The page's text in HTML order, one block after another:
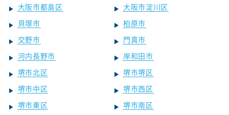
大阪市都島区
大阪市淀川区
貝塚市
柏原市
交野市
門真市
河内長野市
岸和田市
堺市北区
堺市堺区
堺市中区
堺市西区
堺市東区
堺市南区